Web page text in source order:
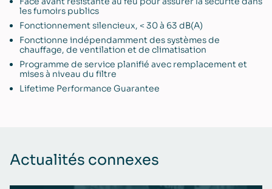
les fumoirs publics
Fonctionnement silencieux, < 30 à 63 dB(A)
Fonctionne indépendamment des systèmes de
chauffage, de ventilation et de climatisation
Programme de service planifié avec remplacement et
mises à niveau du filtre
Lifetime Performance Guarantee
Actualités connexes